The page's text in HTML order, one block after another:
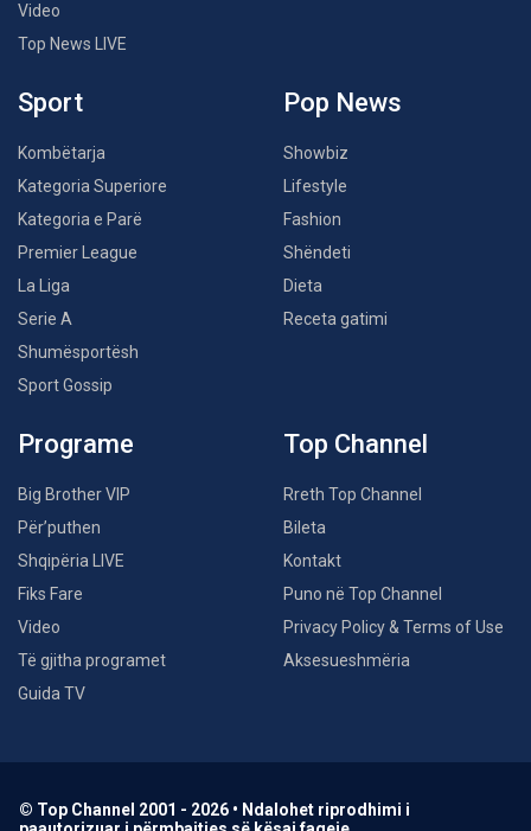
Video
Top News LIVE
Sport
Kombëtarja
Kategoria Superiore
Kategoria e Parë
Premier League
La Liga
Serie A
Shumësportësh
Sport Gossip
Pop News
Showbiz
Lifestyle
Fashion
Shëndeti
Dieta
Receta gatimi
Programe
Big Brother VIP
Për’puthen
Shqipëria LIVE
Fiks Fare
Video
Të gjitha programet
Guida TV
Top Channel
Rreth Top Channel
Bileta
Kontakt
Puno në Top Channel
Privacy Policy & Terms of Use
Aksesueshmëria
© Top Channel 2001 - 2026 • Ndalohet riprodhimi i